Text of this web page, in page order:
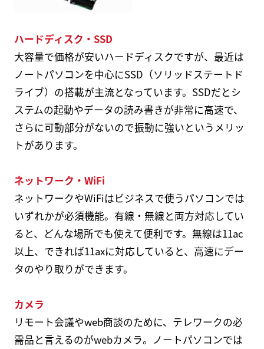
ハードディスク・SSD
大容量で価格が安いハードディスクですが、最近は
ノートパソコンを中心にSSD（ソリッドステートド
ライブ）の搭載が主流となっています。SSDだとシ
ステムの起動やデータの読み書きが非常に高速で、
さらに可動部分がないので振動に強いというメリッ
トがあります。
ネットワーク・WiFi
ネットワークやWiFiはビジネスで使うパソコンでは
いずれかが必須機能。有線・無線と両方対応してい
ると、どんな場所でも使えて便利です。無線は11ac
以上、できれば11axに対応していると、高速にデー
タのやり取りができます。
カメラ
リモート会議やweb商談のために、テレワークの必
需品と言えるのがwebカメラ。ノートパソコンでは